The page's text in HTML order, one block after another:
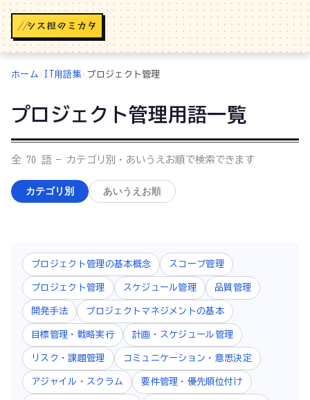
//
ホーム › IT用語集› プロジェクト管理
プロジェクト管理用語一覧
全 70 語 — カテゴリ別・あいうえお順で検索できます
カテゴリ別 あいうえお順
プロジェクト管理の基本概念 スコープ管理
プロジェクト管理 スケジュール管理 品質管理
開発手法 プロジェクトマネジメントの基本
目標管理・戦略実行 計画・スケジュール管理
リスク・課題管理 コミュニケーション・意思決定
アジャイル・スクラム 要件管理・優先順位付け